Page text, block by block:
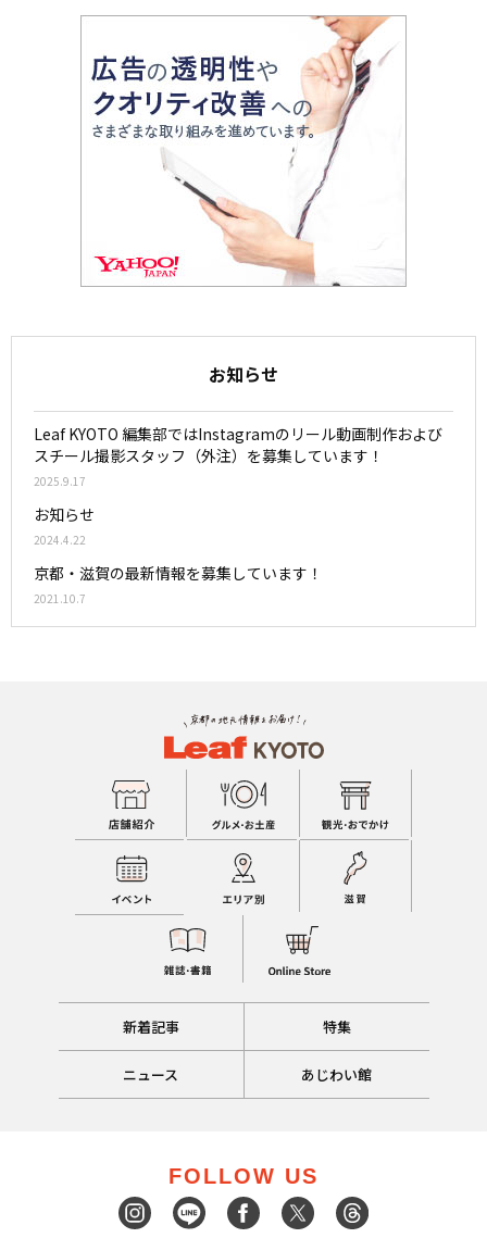
お知らせ
Leaf KYOTO 編集部ではInstagramのリール動画制作および
スチール撮影スタッフ（外注）を募集しています！
2025.9.17
お知らせ
2024.4.22
京都・滋賀の最新情報を募集しています！
2021.10.7
新着記事 特集
ニュース あじわい館
FOLLOW US